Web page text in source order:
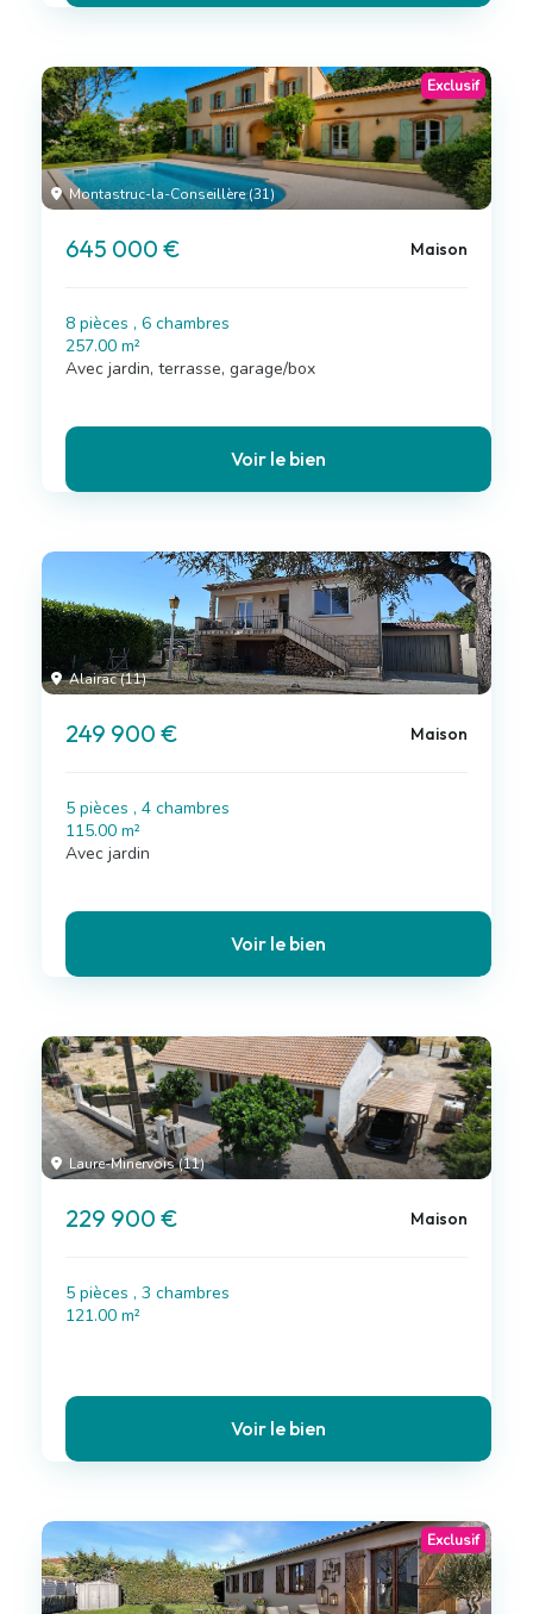
Montastruc-la-Conseillère (31)
Exclusif
645 000 € Maison
8 pièces , 6 chambres
257.00 m²
Avec jardin, terrasse, garage/box
Voir le bien
Alairac (11)
249 900 € Maison
5 pièces , 4 chambres
115.00 m²
Avec jardin
Voir le bien
Laure-Minervois (11)
229 900 € Maison
5 pièces , 3 chambres
121.00 m²
Voir le bien
Exclusif